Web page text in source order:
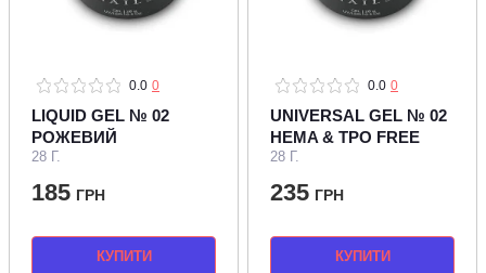
0.0 0
LIQUID GEL № 02
РОЖЕВИЙ
28 Г.
185 ГРН
КУПИТИ
0.0 0
UNIVERSAL GEL № 02
HEMA & TPO FREE
28 Г.
235 ГРН
КУПИТИ